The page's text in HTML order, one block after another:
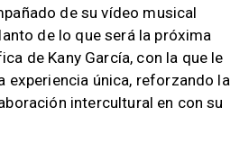
de su vídeo musical
de lo que será la próxima
de Kany García, con la que le
experiencia única, reforzando la
intercultural en con su